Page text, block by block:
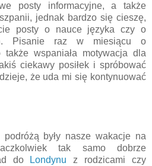
posty informacyjne, a także
jednak bardzo się cieszę,
posty o nauce języka czy o
Pisanie raz w miesiącu o
wspaniała motywacja dla
ciekawy posiłek i spróbować
że uda mi się kontynuować
były nasze wakacje na
tak samo dobrze
do
Londynu z rodzicami czy